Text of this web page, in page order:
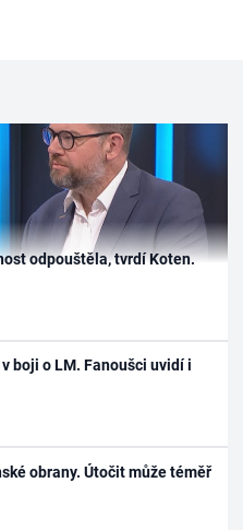
odpouštěla, tvrdí Koten.
boji o LM. Fanoušci uvidí i
obrany. Útočit může téměř